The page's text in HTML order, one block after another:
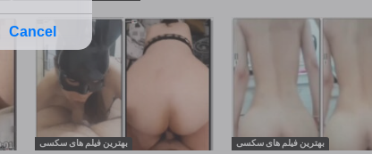
بهترین فیلم های سکسی بهترین فیلم های سکسی